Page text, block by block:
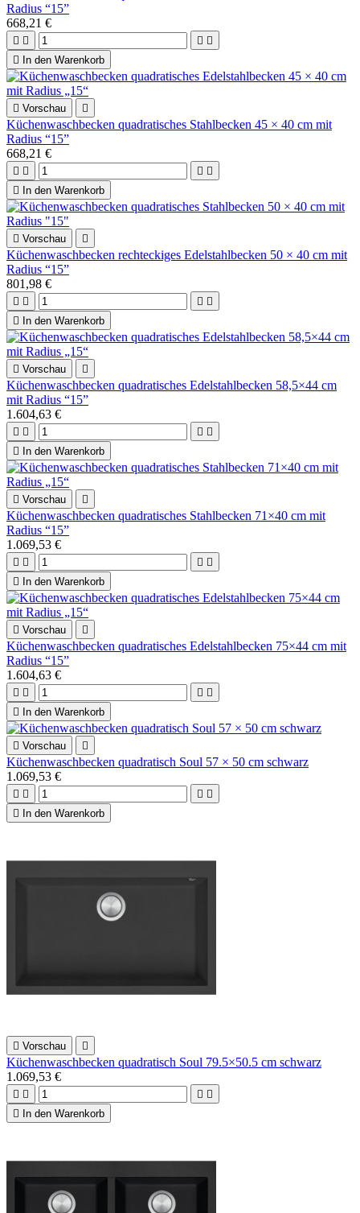
Radius “15”
668,21 €
   

In den Warenkorb
 Vorschau 
Küchenwaschbecken quadratisches Stahlbecken 45 × 40 cm mit
Radius “15”
668,21 €
   

In den Warenkorb
 Vorschau 
Küchenwaschbecken rechteckiges Edelstahlbecken 50 × 40 cm mit
Radius “15”
801,98 €
   

In den Warenkorb
 Vorschau 
Küchenwaschbecken quadratisches Edelstahlbecken 58,5×44 cm
mit Radius “15”
1.604,63 €
   

In den Warenkorb
 Vorschau 
Küchenwaschbecken quadratisches Stahlbecken 71×40 cm mit
Radius “15”
1.069,53 €
   

In den Warenkorb
 Vorschau 
Küchenwaschbecken quadratisches Edelstahlbecken 75×44 cm mit
Radius “15”
1.604,63 €
   

In den Warenkorb
 Vorschau 
Küchenwaschbecken quadratisch Soul 57 × 50 cm schwarz
1.069,53 €
   

In den Warenkorb
 Vorschau 
Küchenwaschbecken quadratisch Soul 79.5×50.5 cm schwarz
1.069,53 €
   

In den Warenkorb